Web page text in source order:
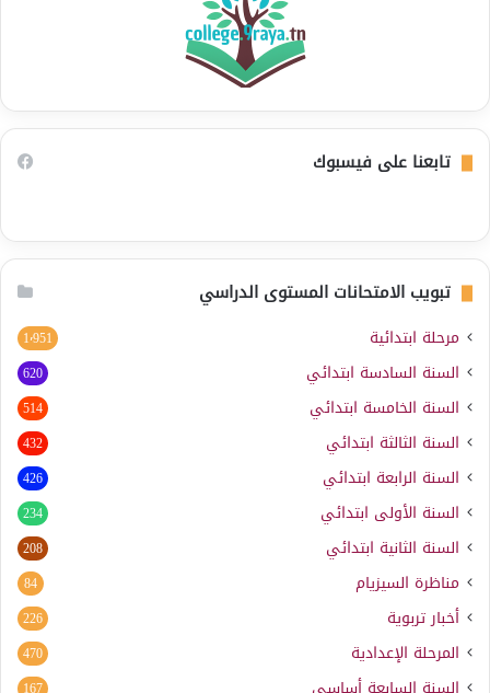
تابعنا على فيسبوك
تبويب الامتحانات المستوى الدراسي
مرحلة ابتدائية 1٬951
السنة السادسة ابتدائي 620
السنة الخامسة ابتدائي 514
السنة الثالثة ابتدائي 432
السنة الرابعة ابتدائي 426
السنة الأولى ابتدائي 234
السنة الثانية ابتدائي 208
مناظرة السيزيام 84
أخبار تربوية 226
المرحلة الإعدادية 470